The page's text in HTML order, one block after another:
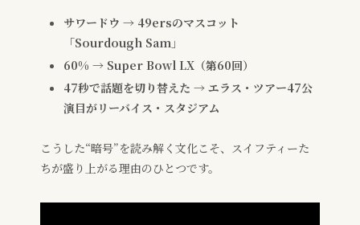
サワードウ → 49ersのマスコット
「Sourdough Sam」
60% → Super Bowl LX（第60回）
47秒で話題を切り替えた → エラス・ツアー47公
演目がリーバイス・スタジアム
こうした“暗号”を読み解く文化こそ、スイフティーた
ちが盛り上がる理由のひとつです。